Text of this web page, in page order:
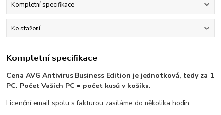
Kompletní specifikace
Ke stažení
Kompletní specifikace
Cena AVG Antivirus Business Edition je jednotková, tedy za 1
PC. Počet Vašich PC = počet kusů v košíku.
Licenční email spolu s fakturou zasíláme do několika hodin.